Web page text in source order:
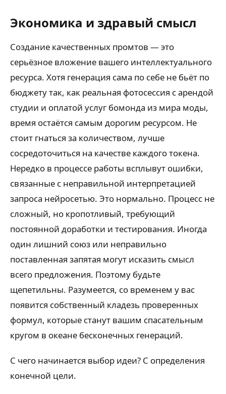
Экономика и здравый смысл
Создание качественных промтов — это
серьёзное вложение вашего интеллектуального
ресурса. Хотя генерация сама по себе не бьёт по
бюджету так, как реальная фотосессия с арендой
студии и оплатой услуг бомонда из мира моды,
время остаётся самым дорогим ресурсом. Не
стоит гнаться за количеством, лучше
сосредоточиться на качестве каждого токена.
Нередко в процессе работы всплывут ошибки,
связанные с неправильной интерпретацией
запроса нейросетью. Это нормально. Процесс не
сложный, но кропотливый, требующий
постоянной доработки и тестирования. Иногда
один лишний союз или неправильно
поставленная запятая могут исказить смысл
всего предложения. Поэтому будьте
щепетильны. Разумеется, со временем у вас
появится собственный кладезь проверенных
формул, которые станут вашим спасательным
кругом в океане бесконечных генераций.
С чего начинается выбор идеи? С определения
конечной цели.